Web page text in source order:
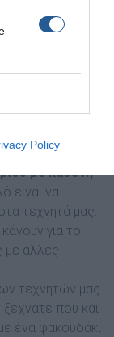
Policy
με καθετή
είναι να
τεχνητά μας.
για το
με άλλες
τεχνητών μας
ξεχνάτε που και
ένα φακουδάκι